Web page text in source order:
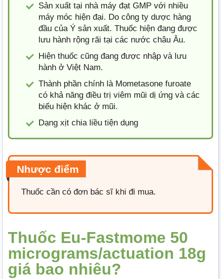
Sản xuất tại nhà máy đạt GMP với nhiều
máy móc hiện đại. Do công ty dược hàng
đầu của Ý sản xuất. Thuốc hiện đang được
lưu hành rộng rãi tại các nước châu Âu.
Hiện thuốc cũng đang được nhập và lưu
hành ở Việt Nam.
Thành phần chính là Mometasone furoate
có khả năng điều trị viêm mũi dị ứng và các
biểu hiện khác ở mũi.
Dạng xịt chia liều tiện dụng
Nhược điểm
Thuốc cần có đơn bác sĩ khi đi mua.
Thuốc Eu-Fastmome 50
micrograms/actuation 18g
giá bao nhiêu?